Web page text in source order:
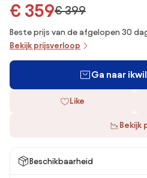
€ 359€ 399
Beste prijs van de afgelopen 30
Bekijk prijsverloop
Ga naar
Like
Bekijk
Beschikbaarheid